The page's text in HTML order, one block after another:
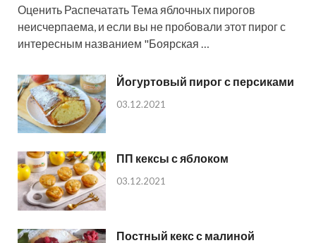
Оценить Распечатать Тема яблочных пирогов
неисчерпаема, и если вы не пробовали этот пирог с
интересным названием "Боярская …
Йогуртовый пирог с персиками
03.12.2021
ПП кексы с яблоком
03.12.2021
Постный кекс с малиной